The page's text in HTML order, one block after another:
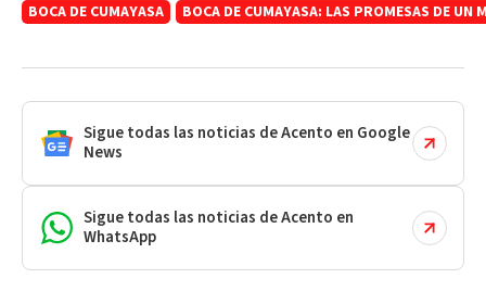
BOCA DE CUMAYASA BOCA DE CUMAYASA: LAS PROMESAS DE UN
Sigue todas las noticias de Acento en Google
News
Sigue todas las noticias de Acento en
WhatsApp